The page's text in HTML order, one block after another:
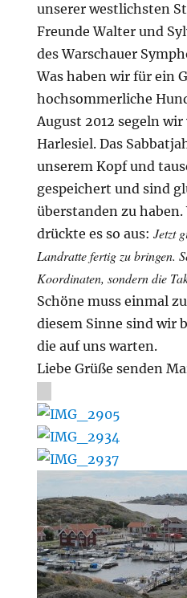
unserer westlichsten
Freunde Walter und
des Warschauer
Was haben wir für ein
hochsommerliche
August 2012 segeln
Harlesiel. Das
unserem Kopf und
gespeichert und sind
überstanden zu
drückte es so aus:Jetzt
Landratte fertig zu bringen.
Koordinaten, sondern die
Schöne muss einmal
diesem Sinne sind wir
die auf uns warten.
Liebe Grüße senden